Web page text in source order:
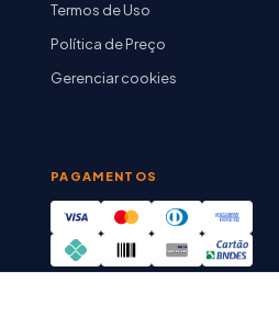
Termos de Uso
Política de Preço
Gerenciar cookies
PAGAMENTOS